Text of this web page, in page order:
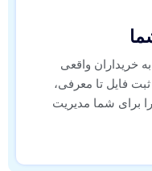
خریداران واقعی
فایل تا معرفی،
برای شما مدیریت